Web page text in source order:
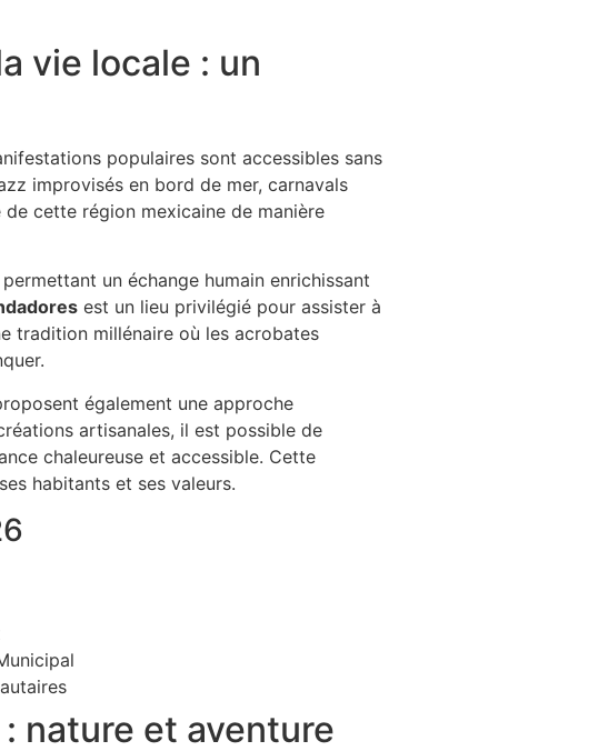
vie locale : un
populaires sont accessibles sans
improvisés en bord de mer, carnavals
cette région mexicaine de manière
un échange humain enrichissant
est un lieu privilégié pour assister à
tradition millénaire où les acrobates
également une approche
artisanales, il est possible de
chaleureuse et accessible. Cette
habitants et ses valeurs.
nature et aventure